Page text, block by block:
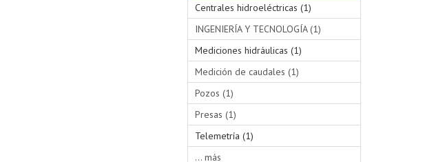
Centrales hidroeléctricas (1)
INGENIERÍA Y TECNOLOGÍA (1)
Mediciones hidráulicas (1)
Medición de caudales (1)
Pozos (1)
Presas (1)
Telemetría (1)
... más